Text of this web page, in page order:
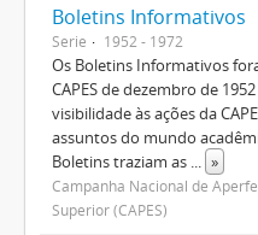
Boletins Informativos
Serie 1952 - 1972
Os Boletins Informativos
CAPES de dezembro de
visibilidade às ações da
assuntos do mundo
Boletins traziam as ... »
Campanha Nacional de
Superior (CAPES)